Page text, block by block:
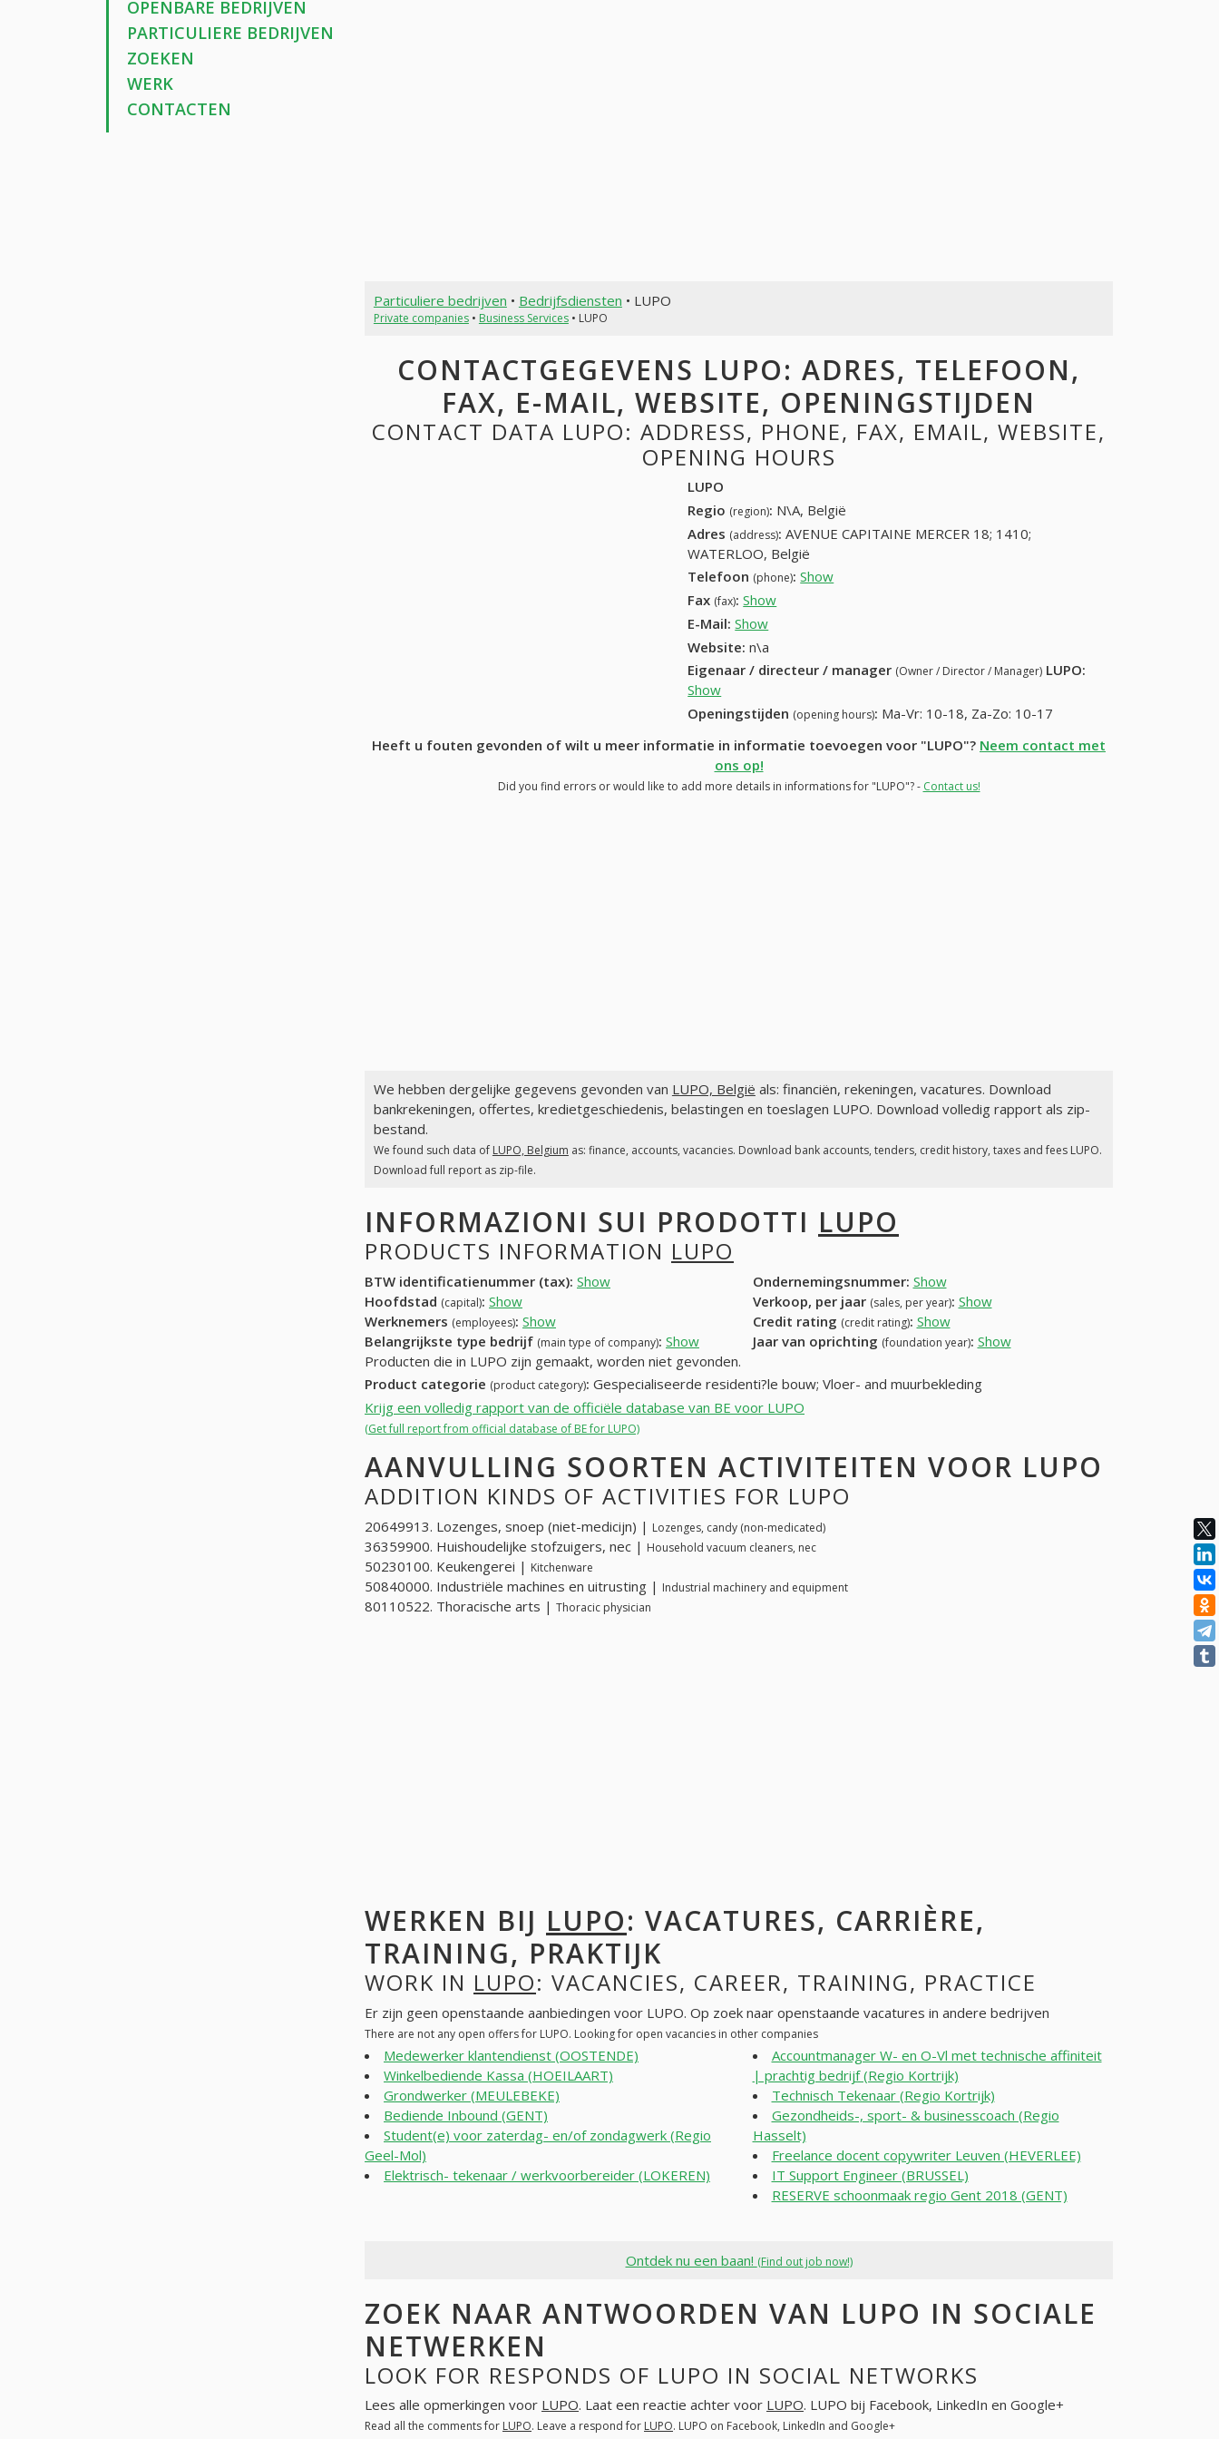
OPENBARE BEDRIJVEN
PARTICULIERE BEDRIJVEN
ZOEKEN
WERK
CONTACTEN
Particuliere bedrijven • Bedrijfsdiensten • LUPO
Private companies• Business Services• LUPO
CONTACTGEGEVENS LUPO: ADRES, TELEFOON,
FAX, E-MAIL, WEBSITE, OPENINGSTIJDEN
CONTACT DATA LUPO: ADDRESS, PHONE, FAX, EMAIL, WEBSITE,
OPENING HOURS
LUPO
Regio (region): N\A, België
Adres (address): AVENUE CAPITAINE MERCER 18; 1410;
WATERLOO, België
Telefoon (phone): Show
Fax (fax): Show
E-Mail: Show
Website: n\a
Eigenaar / directeur / manager (Owner / Director / Manager) LUPO:
Show
Openingstijden (opening hours): Ma-Vr: 10-18, Za-Zo: 10-17
Heeft u fouten gevonden of wilt u meer informatie in informatie toevoegen voor "LUPO"? Neem contact met
ons op!
Did you find errors or would like to add more details in informations for "LUPO"? - Contact us!
We hebben dergelijke gegevens gevonden van LUPO, België als: financiën, rekeningen, vacatures. Download
bankrekeningen, offertes, kredietgeschiedenis, belastingen en toeslagen LUPO. Download volledig rapport als zip-
bestand.
We found such data of LUPO, Belgium as: finance, accounts, vacancies. Download bank accounts, tenders, credit history, taxes and fees LUPO.
Download full report as zip-file.
INFORMAZIONI SUI PRODOTTI LUPO
PRODUCTS INFORMATION LUPO
BTW identificatienummer (tax): Show Ondernemingsnummer: Show
Hoofdstad (capital): Show Verkoop, per jaar (sales, per year): Show
Werknemers (employees): Show Credit rating (credit rating): Show
Belangrijkste type bedrijf (main type of company): Show Jaar van oprichting (foundation year): Show
Producten die in LUPO zijn gemaakt, worden niet gevonden.
Product categorie (product category): Gespecialiseerde residenti?le bouw; Vloer- and muurbekleding
Krijg een volledig rapport van de officiële database van BE voor LUPO
(Get full report from official database of BE for LUPO)
AANVULLING SOORTEN ACTIVITEITEN VOOR LUPO
ADDITION KINDS OF ACTIVITIES FOR LUPO
20649913. Lozenges, snoep (niet-medicijn) | Lozenges, candy (non-medicated)
36359900. Huishoudelijke stofzuigers, nec | Household vacuum cleaners, nec
50230100. Keukengerei | Kitchenware
50840000. Industriële machines en uitrusting | Industrial machinery and equipment
80110522. Thoracische arts | Thoracic physician
WERKEN BIJ LUPO: VACATURES, CARRIÈRE,
TRAINING, PRAKTIJK
WORK IN LUPO: VACANCIES, CAREER, TRAINING, PRACTICE
Er zijn geen openstaande aanbiedingen voor LUPO. Op zoek naar openstaande vacatures in andere bedrijven
There are not any open offers for LUPO. Looking for open vacancies in other companies
Medewerker klantendienst (OOSTENDE)
Winkelbediende Kassa (HOEILAART)
Grondwerker (MEULEBEKE)
Bediende Inbound (GENT)
Student(e) voor zaterdag- en/of zondagwerk (Regio
Geel-Mol)
Elektrisch- tekenaar / werkvoorbereider (LOKEREN)
Accountmanager W- en O-Vl met technische affiniteit
| prachtig bedrijf (Regio Kortrijk)
Technisch Tekenaar (Regio Kortrijk)
Gezondheids-, sport- & businesscoach (Regio
Hasselt)
Freelance docent copywriter Leuven (HEVERLEE)
IT Support Engineer (BRUSSEL)
RESERVE schoonmaak regio Gent 2018 (GENT)
Ontdek nu een baan! (Find out job now!)
ZOEK NAAR ANTWOORDEN VAN LUPO IN SOCIALE
NETWERKEN
LOOK FOR RESPONDS OF LUPO IN SOCIAL NETWORKS
Lees alle opmerkingen voor LUPO. Laat een reactie achter voor LUPO. LUPO bij Facebook, LinkedIn en Google+
Read all the comments for LUPO. Leave a respond for LUPO. LUPO on Facebook, LinkedIn and Google+